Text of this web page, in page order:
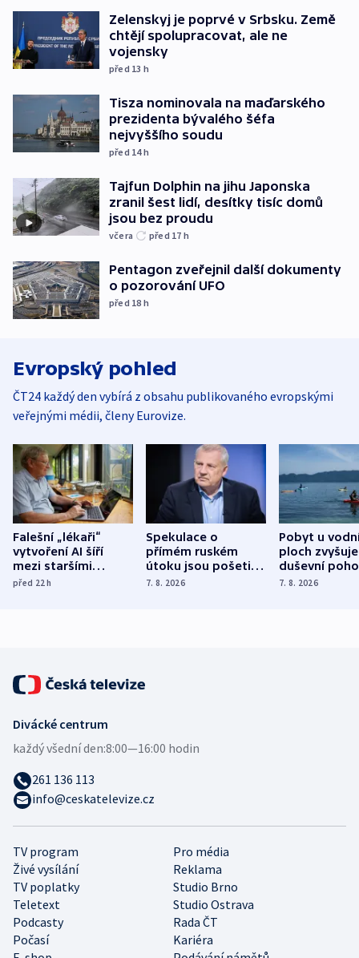
Zelenskyj je poprvé v Srbsku. Země
chtějí spolupracovat, ale ne
vojensky
před 13 h
Tisza nominovala na maďarského
prezidenta bývalého šéfa
nejvyššího soudu
před 14h
Tajfun Dolphin na jihu Japonska
zranil šest lidí, desítky tisíc domů
jsou bez proudu
včera před 17 h
Pentagon zveřejnil další dokumenty
o pozorování UFO
před 18 h
Evropský pohled
ČT24 každý den vybírá z obsahu publikovaného evropskými
veřejnými médii, členy Eurovize.
Falešní „lékaři“
vytvoření AI šíří
mezi staršími
Poláky nebezpečné
před 22h
Spekulace o
přímém ruském
útoku jsou pošetilé,
míní estonský
7. 8. 2026
Pobyt u
ploch zvyšuje
duševní
ukázala
7. 8. 2026
TV program
Pro média
Živé vysílání
Reklama
TV poplatky
Studio Brno
Teletext
Studio Ostrava
Podcasty
Rada ČT
Počasí
Kariéra
Divácké centrum
každý všední den:8:00—16:00 hodin
261 136 113
info@ceskatelevize.cz